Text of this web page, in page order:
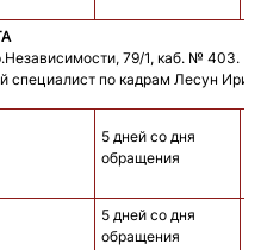
79/1, каб. № 403.
специалист по кадрам Лесун
5 дней со дня
обращения
5 дней со дня
обращения